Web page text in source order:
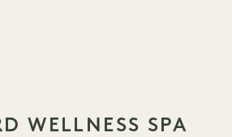
WELLNESS SPA